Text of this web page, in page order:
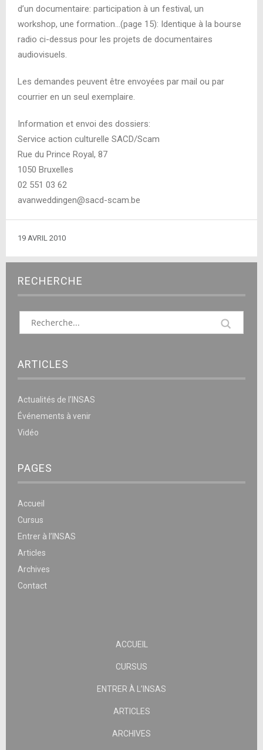
d’un documentaire: participation à un festival, un
workshop, une formation…(page 15): Identique à la bourse
radio ci-dessus pour les projets de documentaires
audiovisuels.
Les demandes peuvent être envoyées par mail ou par
courrier en un seul exemplaire.
Information et envoi des dossiers:
Service action culturelle SACD/Scam
Rue du Prince Royal, 87
1050 Bruxelles
02 551 03 62
avanweddingen@sacd-scam.be
19 AVRIL 2010
RECHERCHE
ARTICLES
Actualités de l’INSAS
Événements à venir
Vidéo
PAGES
Accueil
Cursus
Entrer à l’INSAS
Articles
Archives
Contact
ACCUEIL
CURSUS
ENTRER À L’INSAS
ARTICLES
ARCHIVES